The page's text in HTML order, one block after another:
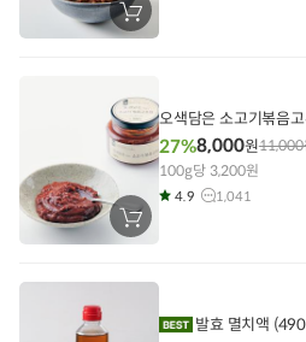
장
바
담
기
장
바
에
오색담은 소고기볶음
27%8,000원11,000
100g당 3,200원
4.9 1,041
발효 멸치액